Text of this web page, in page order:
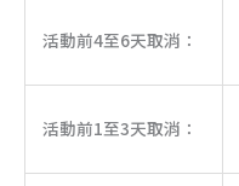
活動前4至6天取消：
活動前1至3天取消：